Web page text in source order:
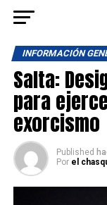
INFORMACIÓN
Salta:
para
exorcismo
Published
Por el